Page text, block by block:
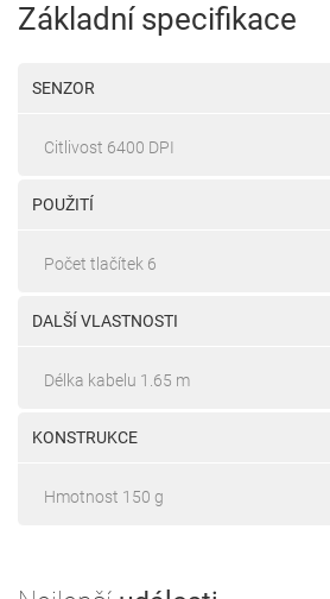
Základní specifikace
SENZOR
Citlivost 6400 DPI
POUŽITÍ
Počet tlačítek 6
DALŠÍ VLASTNOSTI
Délka kabelu 1.65 m
KONSTRUKCE
Hmotnost 150 g